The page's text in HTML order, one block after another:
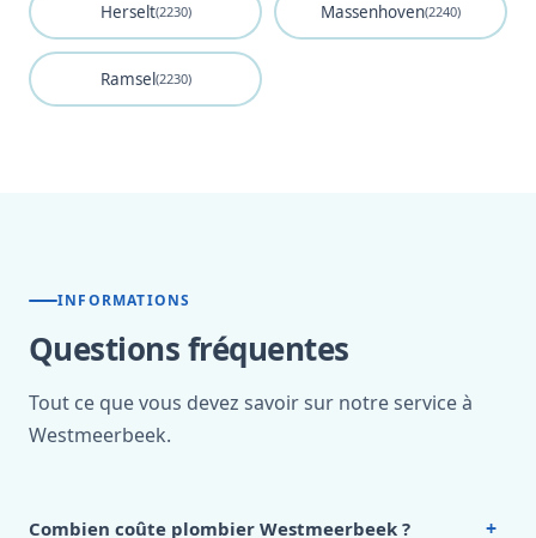
Herselt(2230) Massenhoven(2240)
Ramsel(2230)
INFORMATIONS
Questions fréquentes
Tout ce que vous devez savoir sur notre service à
Westmeerbeek.
Combien coûte plombier Westmeerbeek ? +